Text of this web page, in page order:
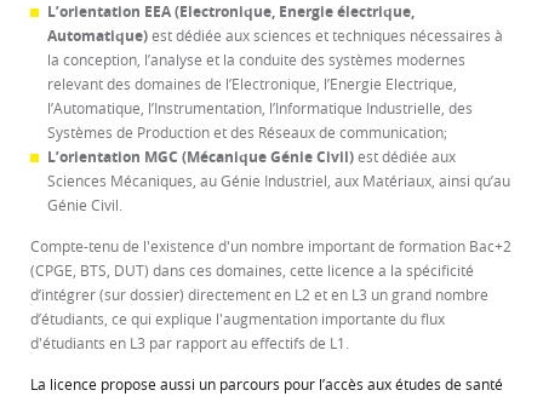
L’orientation EEA (Electronique, Energie électrique,
Automatique)est dédiée aux sciences et techniques nécessaires à
la conception, l’analyse et la conduite des systèmes modernes
relevant des domaines de l’Electronique, l’Energie Electrique,
l’Automatique, l’Instrumentation, l’Informatique Industrielle, des
Systèmes de Production et des Réseaux de communication;
L’orientation MGC (Mécanique Génie Civil)est dédiée aux
Sciences Mécaniques, au Génie Industriel, aux Matériaux, ainsi qu’au
Génie Civil.
Compte-tenu de l'existence d'un nombre important de formation Bac+2
(CPGE, BTS, DUT) dans ces domaines, cette licence a la spécificité
d’intégrer (sur dossier) directement en L2 et en L3 un grand nombre
d’étudiants, ce qui explique l'augmentation importante du flux
d'étudiants en L3 par rapport au effectifs de L1.
La licence propose aussi un parcours pour l’accès aux études de santé